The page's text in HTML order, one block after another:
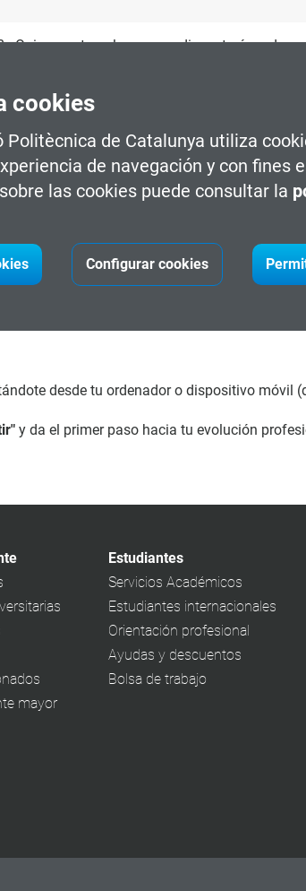
cookies
Politècnica de Catalunya utiliza
de navegación y con fines
las cookies puede consultar la
Configurar cookies
estar a la vanguardia en tu área de
y valora si es la opción que necesitas para
en tu futuro laboral.
en el sector.
áreas emergentes.
asesoras.
desde tu ordenador o dispositivo móvil
y da el primer paso hacia tu evolución
mayor
Estudiantes
Servicios Académicos
Estudiantes internacionales
Orientación profesional
Ayudas y descuentos
Bolsa de trabajo